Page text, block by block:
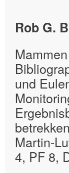
Rob G.
und
Martin-
4, PF 8,